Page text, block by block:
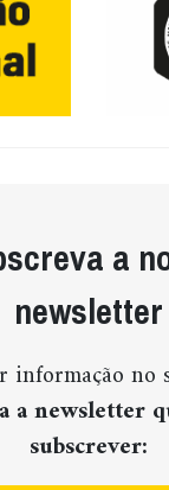
a
newsletter
informação no
a newsletter
subscrever: